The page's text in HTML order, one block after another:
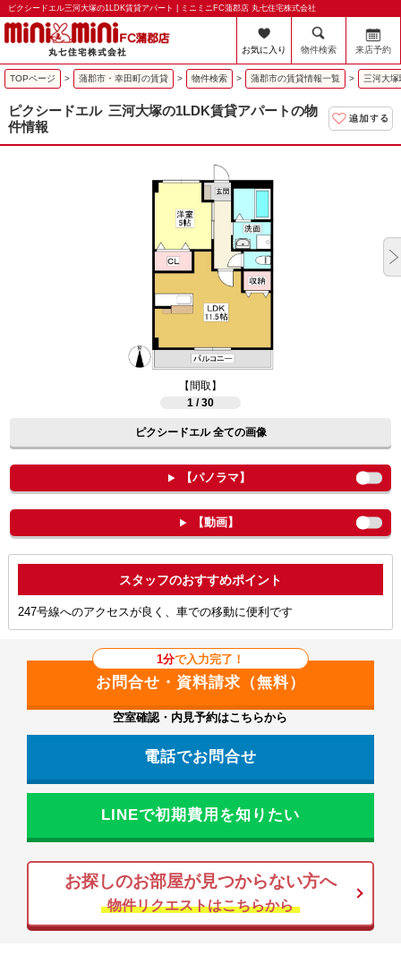
ピクシードエル三河大塚の1LDK賃貸アパート | ミニミニFC蒲郡店 丸七住宅株式会社
お気に入り 物件検索 来店予約
TOPページ > 蒲郡市・幸田町の賃貸 > 物件検索 > 蒲郡市の賃貸情報一覧 > 三河大
ピクシードエル 三河大塚の1LDK賃貸アパートの物
件情報
【間取】
1 / 30
ピクシードエル 全ての画像
【パノラマ】
【動画】
ポイント
247号線へのアクセスが良く、車での移動に便利です
1分で入力完了！
空室確認・内見予約はこちらから
電話でお問合せ
LINEで初期費用を知りたい
お探しのお部屋が見つからない方へ
物件リクエストはこちらから